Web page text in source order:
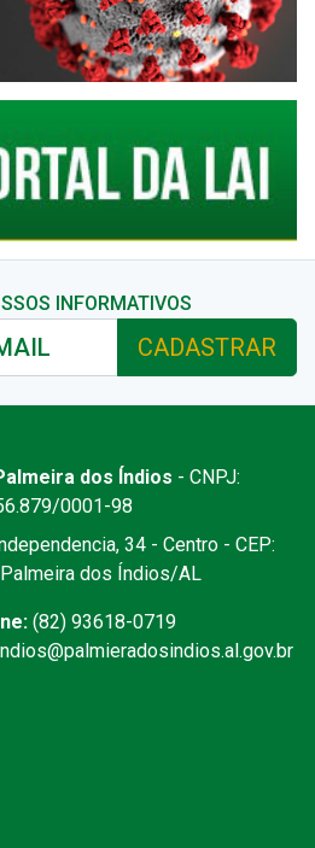
INFORMATIVOS
CADASTRAR
dos Índios - CNPJ:
0001-98
34 - Centro - CEP:
dos Índios/AL
(82) 93618-0719